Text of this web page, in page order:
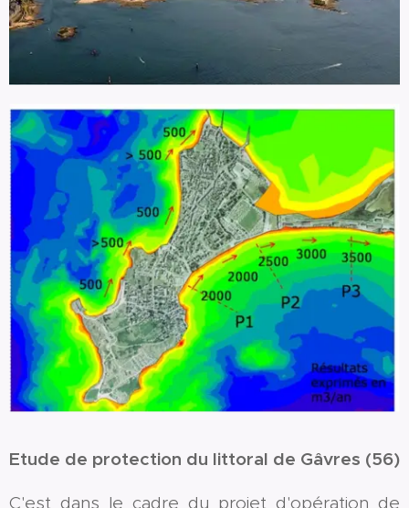
Etude de protection du littoral de Gâvres (56)
C'est dans le cadre du projet d'opération de